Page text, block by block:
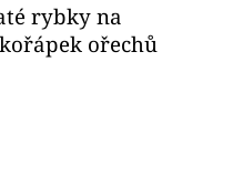
rybky na
ořechů